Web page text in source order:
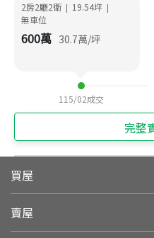
2房2廳2衛 | 19.54坪 |
無車位
600萬 30.7萬/坪
115/02成交
完整
買屋
賣屋